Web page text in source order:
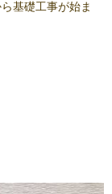
基礎工事が始ま